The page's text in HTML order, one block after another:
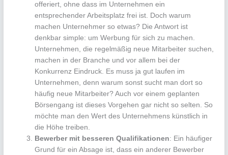
offeriert, ohne dass im Unternehmen ein
entsprechender Arbeitsplatz frei ist. Doch warum
machen Unternehmer so etwas? Die Antwort ist
denkbar simple: um Werbung für sich zu machen.
Unternehmen, die regelmäßig neue Mitarbeiter suchen,
machen in der Branche und vor allem bei der
Konkurrenz Eindruck. Es muss ja gut laufen im
Unternehmen, denn warum sonst sucht man dort so
häufig neue Mitarbeiter? Auch vor einem geplanten
Börsengang ist dieses Vorgehen gar nicht so selten. So
möchte man den Wert des Unternehmens künstlich in
die Höhe treiben.
Bewerber mit besseren Qualifikationen: Ein häufiger
Grund für ein Absage ist, dass ein anderer Bewerber